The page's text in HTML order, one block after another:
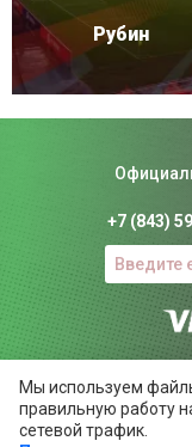
Рубин
+7 (843)
Мы используем
правильную работу
сетевой трафик.